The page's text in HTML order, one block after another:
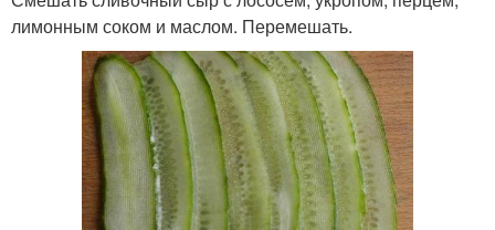
лимонным соком и маслом. Перемешать.